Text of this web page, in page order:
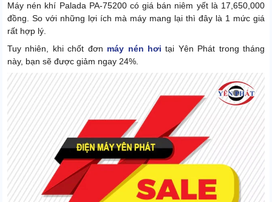
Máy nén khí Palada PA-75200 có giá bán niêm yết là 17,650,000
đồng. So với những lợi ích mà máy mang lại thì đây là 1 mức giá
rất hợp lý.
Tuy nhiên, khi chốt đơn máy nén hơi tại Yên Phát trong tháng
này, bạn sẽ được giảm ngay 24%.